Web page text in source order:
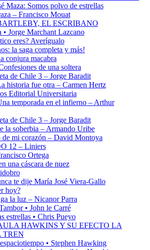
Maza: Somos polvo de estrellas
– Francisco Mouat
EL ESCRIBANO
• Jorge Marchant Lazcano
eres? Averígualo
la saga completa y más!
conjura macabra
de una soltera
de Chile 3 – Jorge Baradit
historia fue otra – Carmen Hertz
Editorial Universitaria
temporada en el infierno – Arthur
de Chile 3 – Jorge Baradit
la soberbia – Armando Uribe
de mi corazón – David Montoya
12 – Liniers
Ortega
una cáscara de nuez
te dije María José Viera-Gallo
hoy?
la luz – Nicanor Parra
• John le Carré
estrellas • Chris Pueyo
HAWKINS Y SU EFECTO LA
TREN
• Stephen Hawking